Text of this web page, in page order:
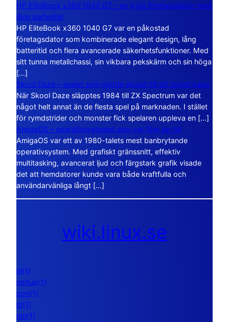
HP EliteBook x360 1040 G7 – en lyxig företagsdator med
lång batteritid
HP EliteBook x360 1040 G7 var en påkostad
företagsdator som kombinerade elegant design, lång
batteritid och flera avancerade säkerhetsfunktioner. Med
sitt tunna metallchassi, sin vikbara pekskärm och sin höga
[…]
Skool Daze – spelet som gjorde skolan till ett öppet kaos
När Skool Daze släpptes 1984 till ZX Spectrum var det
något helt annat än de flesta spel på marknaden. I stället
för rymdstrider och monster fick spelaren uppleva en […]
AmigaOS – operativsystemet som var före sin tid
AmigaOS var ett av 1980-talets mest banbrytande
operativsystem. Med grafiskt gränssnitt, effektiv
multitasking, avancerat ljud och färgstark grafik visade
det att hemdatorer kunde vara både kraftfulla och
användarvänliga långt […]
wiki.linux.se
nl(1)
nohup(1)
pon(1)
ld(1)
nm(1)